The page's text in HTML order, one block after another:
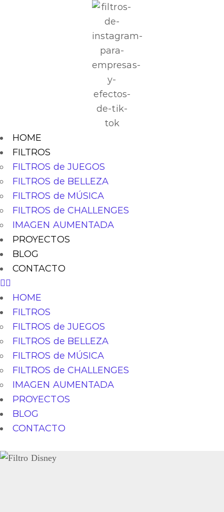
HOME
FILTROS
FILTROS de JUEGOS
FILTROS de BELLEZA
FILTROS de MÚSICA
FILTROS de CHALLENGES
IMAGEN AUMENTADA
PROYECTOS
BLOG
CONTACTO
HOME
FILTROS
FILTROS de JUEGOS
FILTROS de BELLEZA
FILTROS de MÚSICA
FILTROS de CHALLENGES
IMAGEN AUMENTADA
PROYECTOS
BLOG
CONTACTO